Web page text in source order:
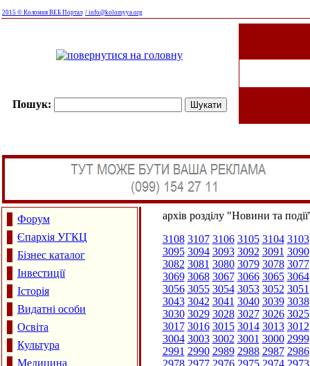
2015 © Коломия ВЕБ Портал / info@kolomyya.org
Пошук:
Форум
Єпархія УГКЦ
Бізнес каталог
Інвестиції
Історія
Видатні особи
Освіта
Культура
Медицина
архів розділу "Новини та
3108 3107 3106 3105 3104 3103
3095 3094 3093 3092 3091 3090
3082 3081 3080 3079 3078 3077
3069 3068 3067 3066 3065 3064
3056 3055 3054 3053 3052 3051
3043 3042 3041 3040 3039 3038
3030 3029 3028 3027 3026 3025
3017 3016 3015 3014 3013 3012
3004 3003 3002 3001 3000 2999
2991 2990 2989 2988 2987 2986
2978 2977 2976 2975 2974 2973